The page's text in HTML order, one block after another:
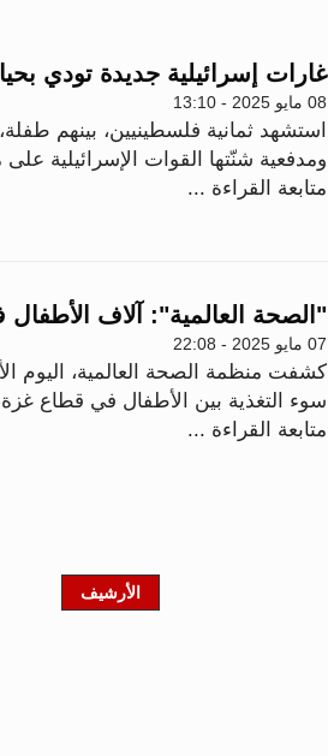
غارات إسرائيلية جديدة تودي بحياة 8 فلسطينيين بينهم
08 مايو 2025 - 13:10
استشهد ثمانية فلسطينيين، بينهم
ومدفعية شنّتها القوات الإسرائيلية
متابعة القراءة ...
"الصحة العالمية": آلاف
07 مايو 2025 - 22:08
كشفت منظمة الصحة العالمية، اليوم
سوء التغذية بين الأطفال في قطاع غزة،
متابعة القراءة ...
الأرشيف